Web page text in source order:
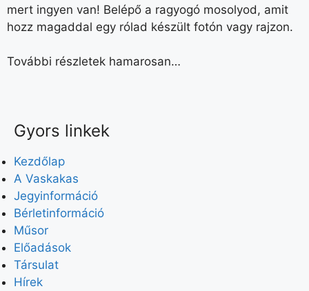
mert ingyen van! Belépő a ragyogó mosolyod, amit
hozz magaddal egy rólad készült fotón vagy rajzon.
További részletek hamarosan…
Gyors linkek
Kezdőlap
A Vaskakas
Jegyinformáció
Bérletinformáció
Műsor
Előadások
Társulat
Hírek